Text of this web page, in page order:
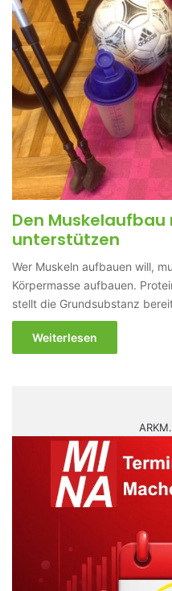
Den
unterstützen
Wer Muskeln aufbauen will,
Körpermasse aufbauen.
stellt die Grundsubstanz
Weiterlesen